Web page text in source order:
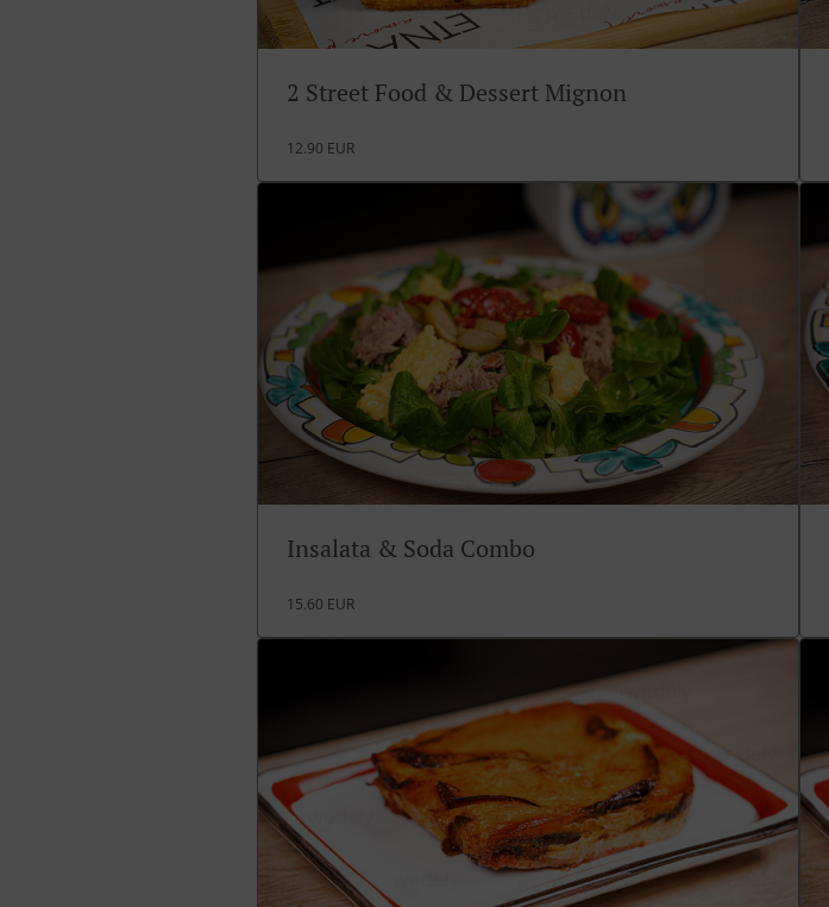
2 Street Food & Dessert Mignon
12.90 EUR
Insalata & Soda Combo
15.60 EUR